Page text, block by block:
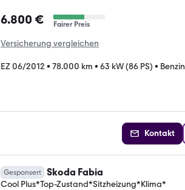
6.800 € Fairer Preis
Versicherung vergleichen
EZ 06/2012 • 78.000 km • 63 kW (86 PS) • Benzin
Kontakt
Gesponsert Skoda Fabia
Cool Plus*Top-Zustand*Sitzheizung*Klima*